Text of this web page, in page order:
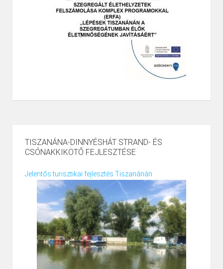
TISZANÁNA-DINNYÉSHÁT STRAND- ÉS
CSÓNAKKIKÖTŐ FEJLESZTÉSE
Jelentős turisztikai fejlesztés Tiszanánán